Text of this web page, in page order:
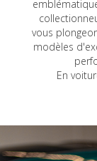
vous
modèles
En